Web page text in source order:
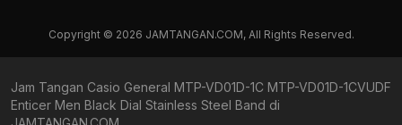
Copyright © 2026 JAMTANGAN.COM, All Rights Reserved.
Jam Tangan Casio General MTP-VD01D-1C MTP-VD01D-1CVUDF
Enticer Men Black Dial Stainless Steel Band di